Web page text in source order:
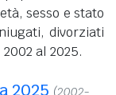
sesso e stato
divorziati
2002 al 2025.
2025 (2002-